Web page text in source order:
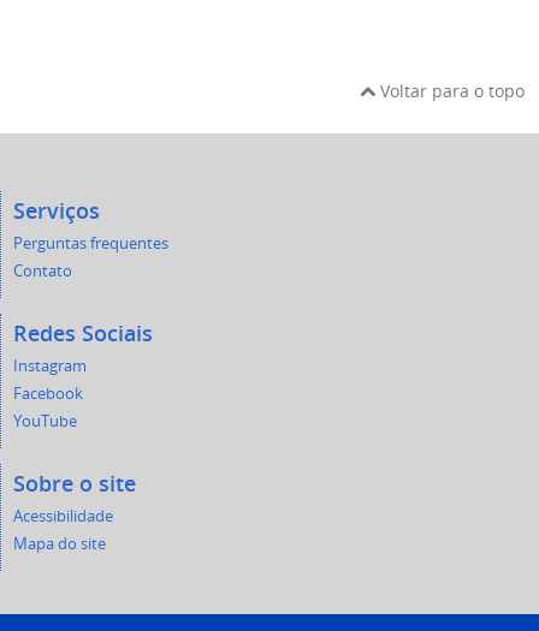
Voltar para o topo
Serviços
Perguntas frequentes
Contato
Redes Sociais
Instagram
Facebook
YouTube
Sobre o site
Acessibilidade
Mapa do site